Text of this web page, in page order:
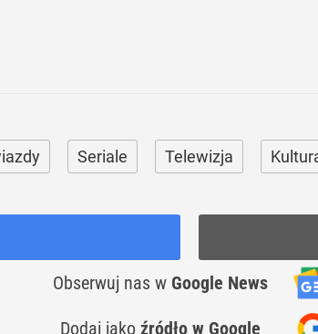
Seriale Telewizja
Obserwuj nas w Google News
Dodaj jako źródło w Google